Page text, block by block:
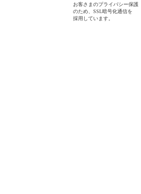
お客さまのプライバシー保護
のため、SSL暗号化通信を
採用しています。